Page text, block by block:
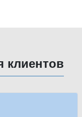
клиентов